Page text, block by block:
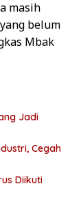
masih
belum
Mbak
Jadi
Cegah
Diikuti